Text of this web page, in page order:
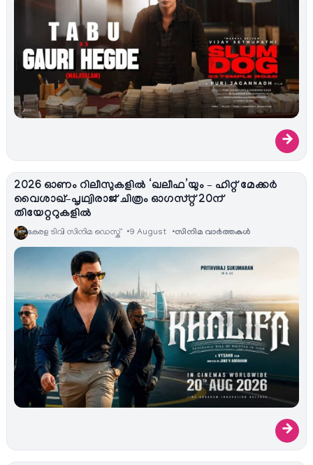
→
2026 ഓണം റിലീസുകളിൽ ‘ഖലീഫ’യും – ഹിറ്റ് മേക്കർ
വൈശാഖ്–പൃഥ്വിരാജ് ചിത്രം ഓഗസ്റ്റ് 20ന്
തിയേറ്ററുകളിൽ
കേരള ടിവി സിനിമ ഡെസ്ക് 9 August സിനിമ വാര്‍ത്തകള്‍
→